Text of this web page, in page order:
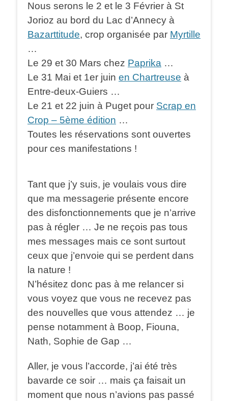
Nous serons le 2 et le 3 Février à St
Jorioz au bord du Lac d’Annecy à
Bazarttitude, crop organisée par Myrtille
…
Le 29 et 30 Mars chez Paprika …
Le 31 Mai et 1er juin en Chartreuse à
Entre-deux-Guiers …
Le 21 et 22 juin à Puget pour Scrap en
Crop – 5ème édition …
Toutes les réservations sont ouvertes
pour ces manifestations !
Tant que j’y suis, je voulais vous dire
que ma messagerie présente encore
des disfonctionnements que je n’arrive
pas à régler … Je ne reçois pas tous
mes messages mais ce sont surtout
ceux que j’envoie qui se perdent dans
la nature !
N’hésitez donc pas à me relancer si
vous voyez que vous ne recevez pas
des nouvelles que vous attendez … je
pense notamment à Boop, Fiouna,
Nath, Sophie de Gap …
Aller, je vous l’accorde, j’ai été très
bavarde ce soir … mais ça faisait un
moment que nous n’avions pas passé